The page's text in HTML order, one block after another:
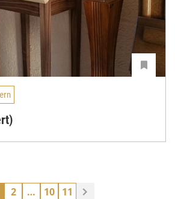
2 … 10 11